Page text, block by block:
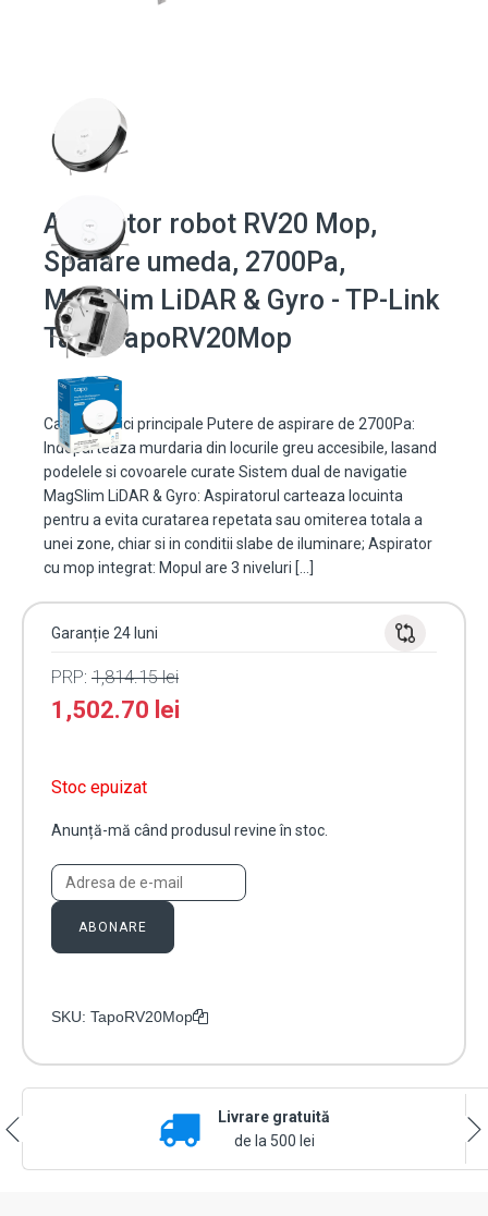
Aspirator robot RV20 Mop,
Spalare umeda, 2700Pa,
MagSlim LiDAR & Gyro - TP-Link
Tapo TapoRV20Mop
Caracteristici principale Putere de aspirare de 2700Pa:
Indeparteaza murdaria din locurile greu accesibile, lasand
podelele si covoarele curate Sistem dual de navigatie
MagSlim LiDAR & Gyro: Aspiratorul carteaza locuinta
pentru a evita curatarea repetata sau omiterea totala a
unei zone, chiar si in conditii slabe de iluminare; Aspirator
cu mop integrat: Mopul are 3 niveluri […]
Garanție 24 luni
PRP: 1,814.15lei
1,502.70 lei
Stoc epuizat
Anunță-mă când produsul revine în stoc.
ABONARE
SKU: TapoRV20Mop
Livrare gratuită
de la 500 lei